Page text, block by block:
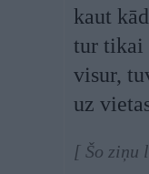
kaut
tur tikai
visur,
uz
[ Šo ziņu